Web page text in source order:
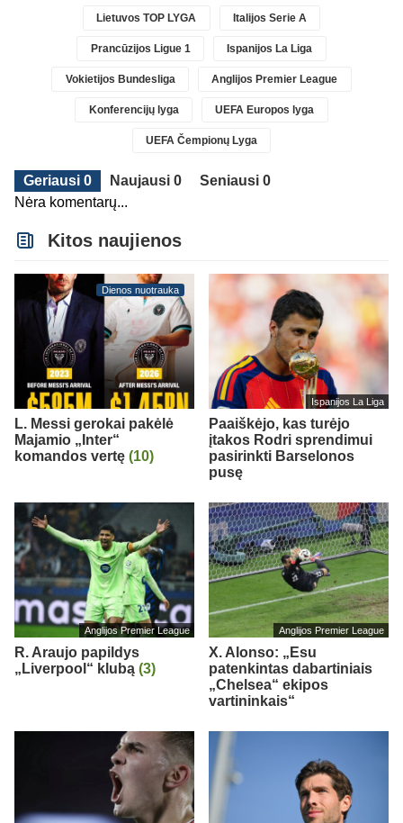
Lietuvos TOP LYGA Italijos Serie A
Prancūzijos Ligue 1 Ispanijos La Liga
Vokietijos Bundesliga Anglijos Premier League
Konferencijų lyga UEFA Europos lyga
UEFA Čempionų Lyga
Geriausi 0 Naujausi 0
Seniausi 0
Nėra komentarų...
Kitos naujienos
Dienos nuotrauka
L. Messi gerokai pakėlė
Majamio „Inter“
komandos vertę (10)
Ispanijos La Liga
Paaiškėjo, kas turėjo
įtakos Rodri sprendimui
pasirinkti Barselonos
pusę
Anglijos Premier League
R. Araujo papildys
„Liverpool“ klubą (3)
Anglijos Premier League
X. Alonso: „Esu
patenkintas dabartiniais
„Chelsea“ ekipos
vartininkais“